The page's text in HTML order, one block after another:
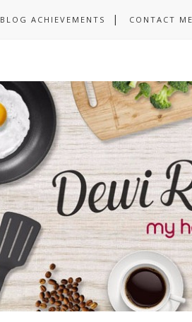
BLOG ACHIEVEMENTS CONTACT ME